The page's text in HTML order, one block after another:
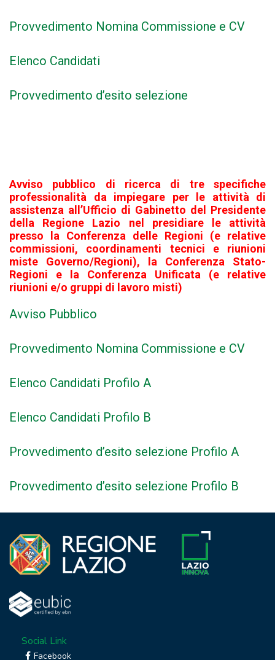
Provvedimento Nomina Commissione e CV
Elenco Candidati
Provvedimento d’esito selezione
Avviso pubblico di ricerca di tre specifiche
professionalità da impiegare per le attività di
assistenza all’Ufficio di Gabinetto del Presidente
della Regione Lazio nel presidiare le attività
presso la Conferenza delle Regioni (e relative
commissioni, coordinamenti tecnici e riunioni
miste Governo/Regioni), la Conferenza Stato-
Regioni e la Conferenza Unificata (e relative
riunioni e/o gruppi di lavoro misti)
Avviso Pubblico
Provvedimento Nomina Commissione e CV
Elenco Candidati Profilo A
Elenco Candidati Profilo B
Provvedimento d’esito selezione Profilo A
Provvedimento d’esito selezione Profilo B
Social Link
Facebook